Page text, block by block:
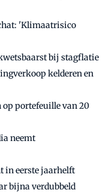
'Klimaatrisico
bij stagflatie
kelderen en
portefeuille van 20
neemt
in eerste jaarhelft
bijna verdubbeld